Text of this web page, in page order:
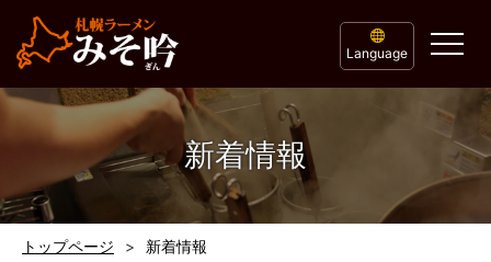
Language
新着情報
トップページ 新着情報